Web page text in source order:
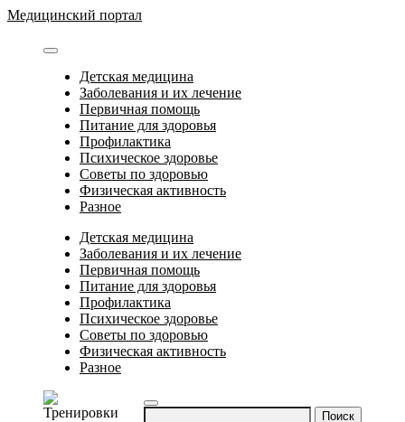
Перейти
содержимому
Медицинский портал
Детская медицина
Заболевания и их лечение
Первичная помощь
Питание для здоровья
Профилактика
Психическое здоровье
Советы по здоровью
Физическая активность
Разное
Детская медицина
Заболевания и их лечение
Первичная помощь
Питание для здоровья
Профилактика
Психическое здоровье
Советы по здоровью
Физическая активность
Разное
Найти: